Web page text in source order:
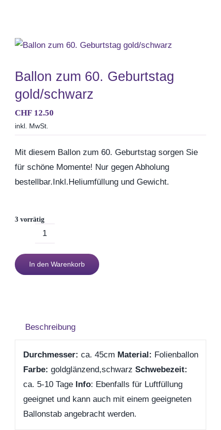
Kommunion &
Firmenjubiläum
Pensionierung
Ballon zum 60. Geburtstag
gold/schwarz
CHF12.50
inkl. MwSt.
Mit diesem Ballon zum 60. Geburtstag sorgen Sie
für schöne Momente! Nur gegen Abholung
bestellbar.Inkl.Heliumfüllung und Gewicht.
3 vorrätig
zum
60.
In den Warenkorb
Beschreibung
Durchmesser: ca. 45cm Material: Folienballon
Farbe: goldglänzend,schwarz Schwebezeit:
ca. 5-10 Tage Info: Ebenfalls für Luftfüllung
geeignet und kann auch mit einem geeigneten
Ballonstab angebracht werden.